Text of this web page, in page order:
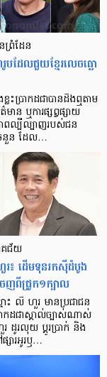
ព្រំដែន
ដែល​ជួយ​ខ្មែរ​លេច​ធ្លោ​
លះ​ប្រាកដ​ជា​បាន​​ដឹង​ឮ​តាម​
មាន ឬ​ការ​ផ្សព្វផ្សាយ​
ព​ល្បីល្បាញ​របស់​ជន​
នួន ដែល…
គជ័យ
៖ ដើមទុនរកស៊ីដំបូង
េញពីជ្រូក១ក្បាល
លី ហួរ មាន​ប្រជាជន​
ាកដ​ជា​ស្គាល់​ច្បាស់​ណាស់
ដូរ​លុយ ប្តូរ​បា្រក់ និង​
ារ​អូរ​ឫ…